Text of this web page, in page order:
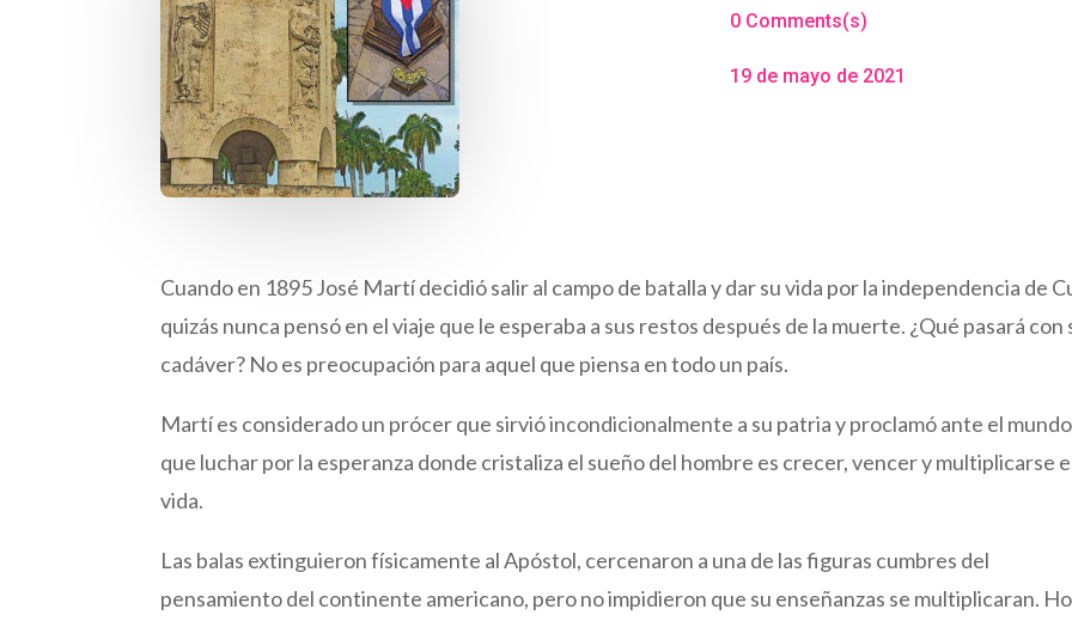
0 Comments(s)
19 de mayo de 2021
Cuando en 1895 José Martí decidió salir al campo de batalla y dar su vida por la independencia de
quizás nunca pensó en el viaje que le esperaba a sus restos después de la muerte. ¿Qué pasará con
cadáver? No es preocupación para aquel que piensa en todo un país.
Martí es considerado un prócer que sirvió incondicionalmente a su patria y proclamó ante el mundo
que luchar por la esperanza donde cristaliza el sueño del hombre es crecer, vencer y multiplicarse
vida.
Las balas extinguieron físicamente al Apóstol, cercenaron a una de las figuras cumbres del
pensamiento del continente americano, pero no impidieron que su enseñanzas se multiplicaran.